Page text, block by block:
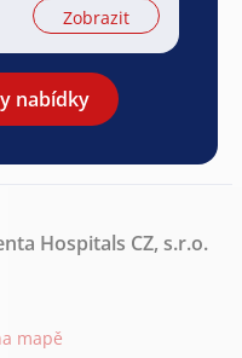
Zobrazit
nabídky
Hospitals CZ, s.r.o.
mapě